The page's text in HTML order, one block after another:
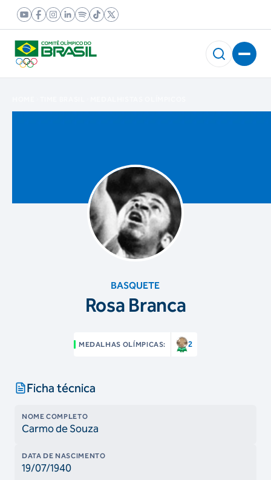
BASQUETE
Rosa Branca
MEDALHAS OLÍMPICAS: 2
Ficha técnica
NOME COMPLETO
Carmo de Souza
DATA DE NASCIMENTO
19/07/1940